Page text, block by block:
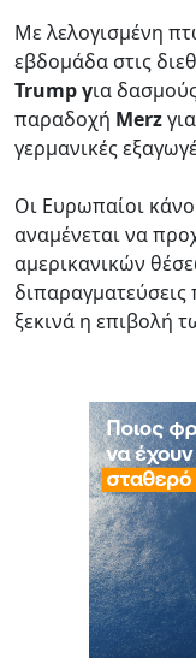
Με λελογισμένη
εβδομάδα στις
Trump για
παραδοχή Merz
γερμανικές
Οι Ευρωπαίοι
αναμένεται να
αμερικανικών
ξεκινά η επιβολή